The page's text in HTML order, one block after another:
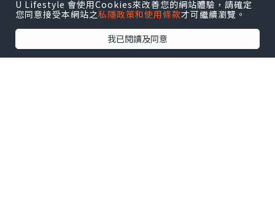
U Lifestyle 會使用Cookies來改善您的網站體驗，請確定
您同意接受本網站之私隱政策和使用條款才可繼續瀏覽。
我已閱讀及同意